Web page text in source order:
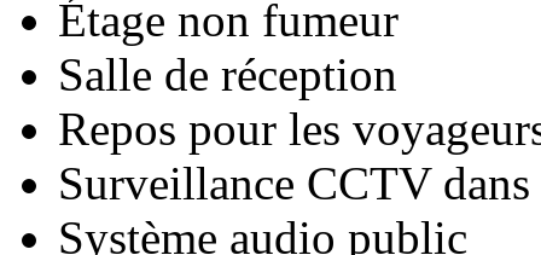
Étage non fumeur
Salle de réception
Repos pour les
Surveillance CCTV dans
Système audio public